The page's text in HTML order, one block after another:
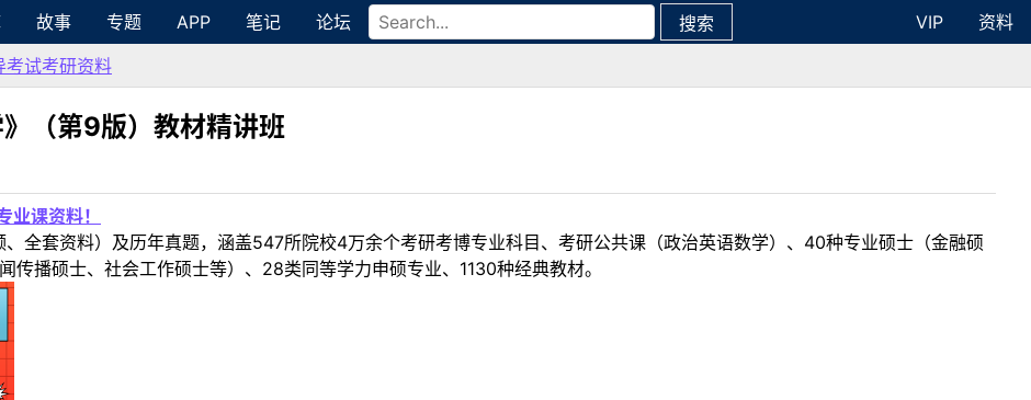
故事 专题 APP 笔记 论坛 搜索 VIP
资料
考试考研资料
（第9版）教材精讲班
课资料！
全套资料）及历年真题，涵盖547所院校4万余个考研考博专业科目、考研公共课（政治英语数学）、40种专业硕士（金融硕
传播硕士、社会工作硕士等）、28类同等学力申硕专业、1130种经典教材。